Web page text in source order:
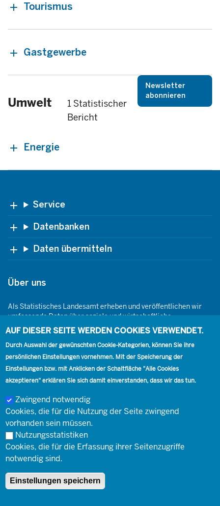
Tourismus
Gastgewerbe
Umwelt
1 Statistischer
Bericht
Newsletter
abonnieren
Energie
Footer Service
Datenbanken
Daten übermitteln
Über uns
Als Statistisches Landesamt erheben und veröffentlichen wir
umfassende Daten über soziale und wirtschaftliche
Gegebenheiten. Dabei sind wir den Grundsätzen der Neutralität,
Objektivität, wissenschaftlichen Unabhängigkeit und der
statistischen Geheimhaltung verpflichtet.
Footer
Kontakt
Kontakt Presse Karriere
Social
Footer
Impressum
© Landesbetrieb Information und Technik Nordrhein-Westfalen
(IT.NRW)
Impressum Datenschutz
AUF DIESER SEITE WERDEN COOKIES VERWENDET.
Durch Auswahl der gewünschten Cookie-Kategorien, können Sie ihre
persönlichen Einstellungen vornehmen. Mit der Speicherung der
Einstellungen bzw. mit Anklicken der Schaltfläche "Alle Cookies
akzeptieren" erklären Sie sich damit einverstanden, dass wir das tun.
Zwingend notwendig
Cookies, die für die Nutzung der Seite zwingend
vorhanden sein müssen.
Nutzungsstatistiken
Cookies, die für die Erfassung ihrer Seitenzugriffe
notwendig sind.
Einstellungen speichern